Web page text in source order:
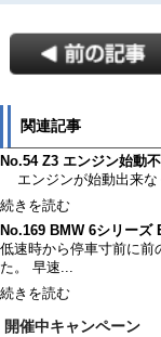
関連記事
No.54 Z3 エンジン始動
エンジンが始動出来な
続きを読む
No.169 BMW 6シリーズ
低速時から停車寸前に前
た。 早速...
続きを読む
開催中キャンペーン